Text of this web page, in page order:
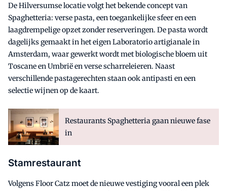
De Hilversumse locatie volgt het bekende concept van
Spaghetteria: verse pasta, een toegankelijke sfeer en een
laagdrempelige opzet zonder reserveringen. De pasta wordt
dagelijks gemaakt in het eigen Laboratorio artigianale in
Amsterdam, waar gewerkt wordt met biologische bloem uit
Toscane en Umbrië en verse scharreleieren. Naast
verschillende pastagerechten staan ook antipasti en een
selectie wijnen op de kaart.
Restaurants Spaghetteria gaan nieuwe fase
in
Stamrestaurant
Volgens Floor Catz moet de nieuwe vestiging vooral een plek